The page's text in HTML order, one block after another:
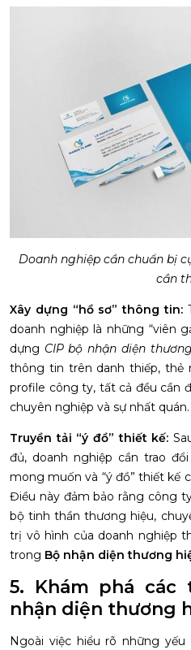
Doanh nghiệp cần chuẩn bị
cần
Xây dựng “hồ sơ” thông tin:
doanh nghiệp là những “viên
dựng CIP bộ nhận diện
thông tin trên danh thiếp, thẻ
profile công ty, tất cả đều cần
chuyên nghiệp và sự nhất quán.
Truyền tải “ý đồ” thiết kế:
đủ, doanh nghiệp cần trao
mong muốn và “ý đồ” thiết kế
Điều này đảm bảo rằng công
bộ tinh thần thương hiệu,
trị vô hình của doanh nghiệp
trong Bộ nhận diện thương
5. Khám phá
nhận diện thương
Ngoài việc hiểu rõ những